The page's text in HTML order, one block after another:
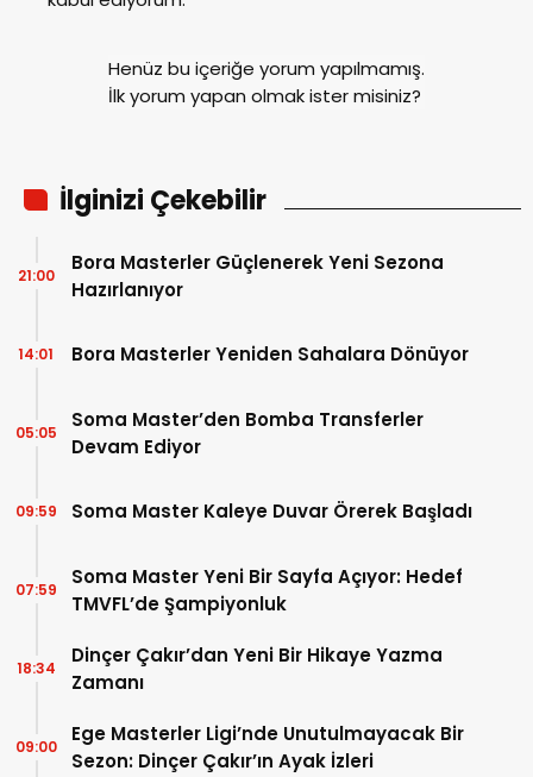
Henüz bu içeriğe yorum yapılmamış.
İlk yorum yapan olmak ister misiniz?
İlginizi Çekebilir
Bora Masterler Güçlenerek Yeni Sezona
Hazırlanıyor
21:00
Bora Masterler Yeniden Sahalara Dönüyor
14:01
Soma Master’den Bomba Transferler
Devam Ediyor
05:05
Soma Master Kaleye Duvar Örerek Başladı
09:59
Soma Master Yeni Bir Sayfa Açıyor: Hedef
TMVFL’de Şampiyonluk
07:59
Dinçer Çakır’dan Yeni Bir Hikaye Yazma
Zamanı
18:34
Ege Masterler Ligi’nde Unutulmayacak Bir
Sezon: Dinçer Çakır’ın Ayak İzleri
09:00